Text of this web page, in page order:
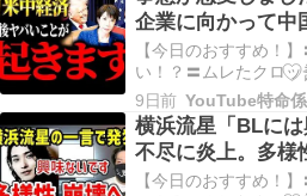
【YouTubeのレビュ
うやって近づいてく
になる動画でした。
去に見…
企業に向かって中
国がAIバブルを弾
ついて元ゴールド
底解説
【今日のおすすめ！
い！？〓ムレたクロ
い込み…今日の街角ベ
の本物の熟女パンツが
【YouTubeのレビュー
AI相場にどのような
年、AIは世界の株式
9日前 YouTube特命係
横浜流星「BLに
不尽に炎上。多様
盛大に自爆
【今日のおすすめ！